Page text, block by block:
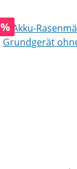
Rabatt
%